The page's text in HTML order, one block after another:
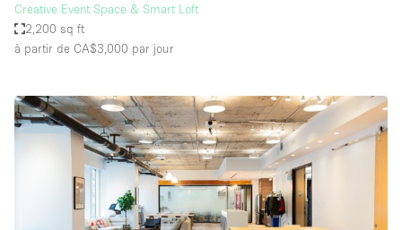
Creative Event Space & Smart Loft
2,200 sq ft
à partir de CA$3,000 par jour